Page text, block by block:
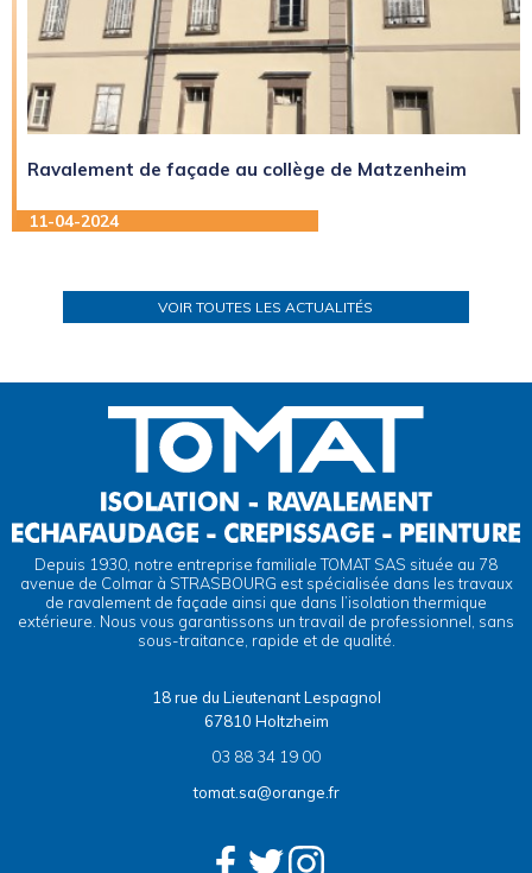
Ravalement de façade au collège de Matzenheim
11-04-2024
VOIR TOUTES LES ACTUALITÉS
Depuis 1930, notre entreprise familiale TOMAT SAS située au 78
avenue de Colmar à STRASBOURG est spécialisée dans les travaux
de ravalement de façade ainsi que dans l’isolation thermique
extérieure. Nous vous garantissons un travail de professionnel, sans
sous-traitance, rapide et de qualité.
18 rue du Lieutenant Lespagnol
67810 Holtzheim
03 88 34 19 00
tomat.sa@orange.fr